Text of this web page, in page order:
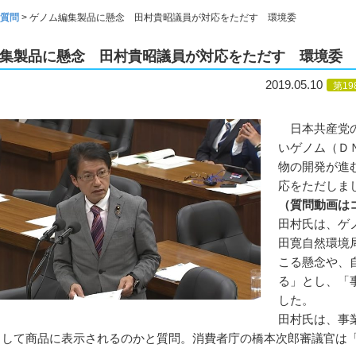
問 > ゲノム編集製品に懸念 田村貴昭議員が対応をただす 環境委
製品に懸念 田村貴昭議員が対応をただす 環境委
2019.05.10 第
日本共産党
いゲノム（Ｄ
物の開発が進
応をただしま
（質問動画は
田村氏は、ゲ
田寛自然環境
こる懸念や、
る」とし、「
した。
田村氏は、事
て商品に表示されるのかと質問。消費者庁の橋本次郎審議官